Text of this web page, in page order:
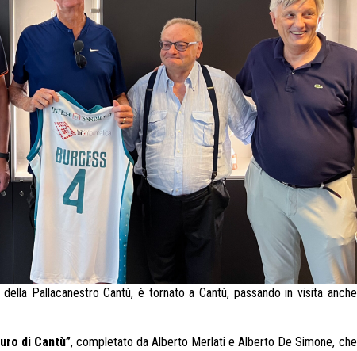
Pallacanestro Cantù, è tornato a Cantù, passando in visita anche
di Cantù”, completato da Alberto Merlati e Alberto De Simone, che